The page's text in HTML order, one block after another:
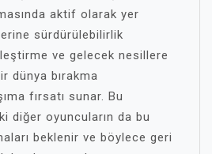
aktif olarak yer
sürdürülebilirlik
ve gelecek nesillere
dünya bırakma
fırsatı sunar. Bu
diğer oyuncuların da bu
beklenir ve böylece geri